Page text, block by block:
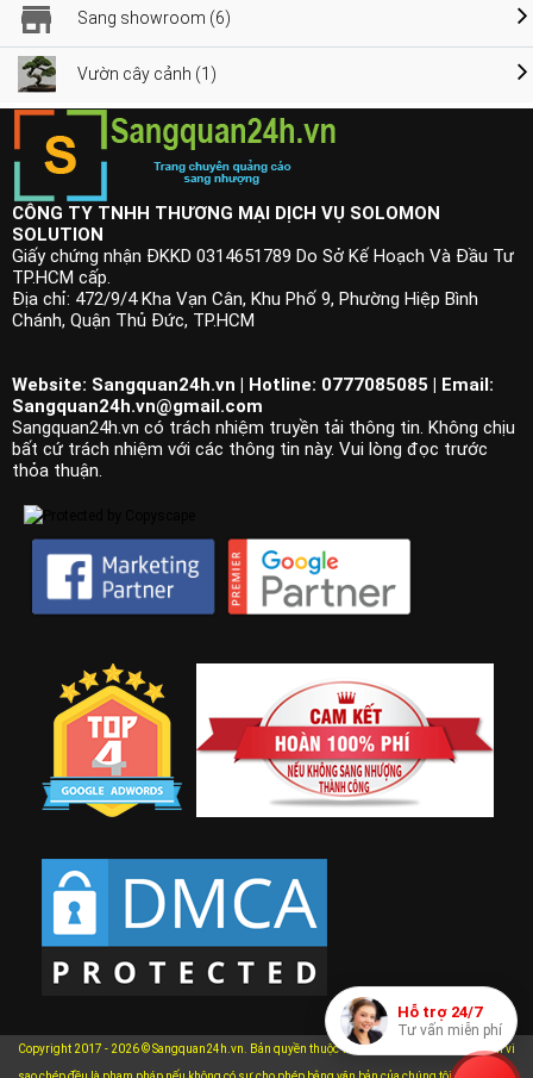
Sang showroom (6)
Vườn cây cảnh (1)
Hỗ trợ 24/7
Tư vấn miễn phí
CÔNG TY TNHH THƯƠNG MẠI DỊCH VỤ SOLOMON
SOLUTION
Giấy chứng nhận ĐKKD 0314651789 Do Sở Kế Hoạch Và Đầu Tư
TP.HCM cấp.
Địa chỉ: 472/9/4 Kha Vạn Cân, Khu Phố 9, Phường Hiệp Bình
Chánh, Quận Thủ Đức, TP.HCM
Website: Sangquan24h.vn | Hotline: 0777085085 | Email:
Sangquan24h.vn@gmail.com
Sangquan24h.vn có trách nhiệm truyền tải thông tin. Không chịu
bất cứ trách nhiệm với các thông tin này. Vui lòng đọc trước
thỏa thuận.
Copyright 2017 - 2026 © Sangquan24h.vn. Bản quyền thuộc về Sangquan24h.vn. Mọi hành vi